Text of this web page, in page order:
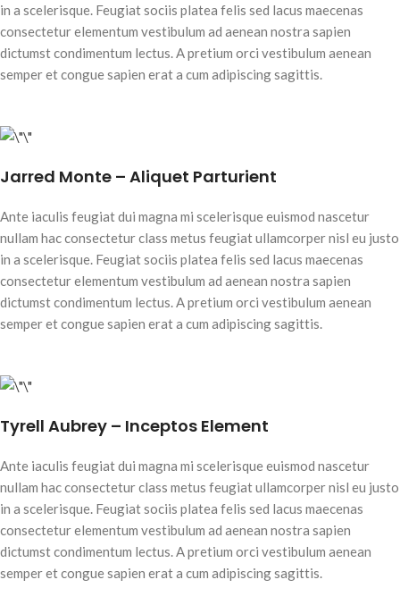
in a scelerisque. Feugiat sociis platea felis sed lacus maecenas
consectetur elementum vestibulum ad aenean nostra sapien
dictumst condimentum lectus. A pretium orci vestibulum aenean
semper et congue sapien erat a cum adipiscing sagittis.
Jarred Monte – Aliquet Parturient
Ante iaculis feugiat dui magna mi scelerisque euismod nascetur
nullam hac consectetur class metus feugiat ullamcorper nisl eu justo
in a scelerisque. Feugiat sociis platea felis sed lacus maecenas
consectetur elementum vestibulum ad aenean nostra sapien
dictumst condimentum lectus. A pretium orci vestibulum aenean
semper et congue sapien erat a cum adipiscing sagittis.
Tyrell Aubrey – Inceptos Element
Ante iaculis feugiat dui magna mi scelerisque euismod nascetur
nullam hac consectetur class metus feugiat ullamcorper nisl eu justo
in a scelerisque. Feugiat sociis platea felis sed lacus maecenas
consectetur elementum vestibulum ad aenean nostra sapien
dictumst condimentum lectus. A pretium orci vestibulum aenean
semper et congue sapien erat a cum adipiscing sagittis.